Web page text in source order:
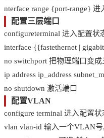
nterface range {port-range} 进
配置三层端口
configureterminal 进入配置状
interface {{fastethernet |
no switchport 把物理端口变成
ip address ip_address
no shutdown 激活端口
配置VLAN
configure terminal 进入配置状
vlan vlan-id 输入一个VLAN